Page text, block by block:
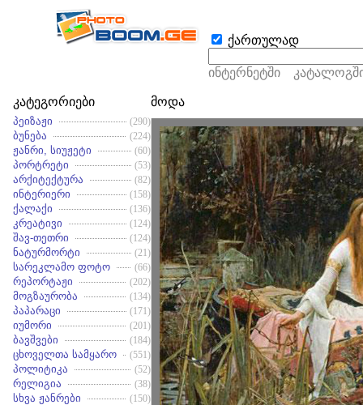
ქართულად
ინტერნეტში
კატეგორიები
პეიზაჟი (290)
ბუნება (224)
ჟანრი, სიუჟეტი (60)
პორტრეტი (53)
არქიტექტურა (82)
ინტერიერი (158)
ქალაქი (136)
კრეატივი (124)
შავ-თეთრი (124)
ნატურმორტი (21)
სარეკლამო ფოტო (66)
რეპორტაჟი (202)
მოგზაურობა (134)
პაპარაცი (171)
იუმორი (201)
ბავშვები (184)
ცხოველთა სამყარო (551)
პოლიტიკა (52)
რელიგია (38)
სხვა ჟანრები (150)
მოდა